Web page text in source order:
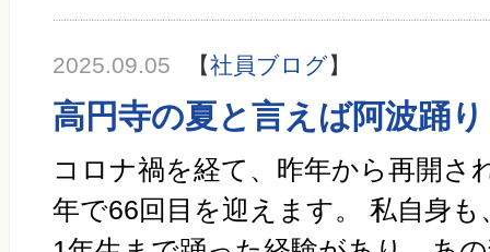
2025.09.05 【社員ブログ】
高円寺の夏と言えば阿波踊
コロナ禍を経て、昨年から再開さ
年で66回目を迎えます。 私自身